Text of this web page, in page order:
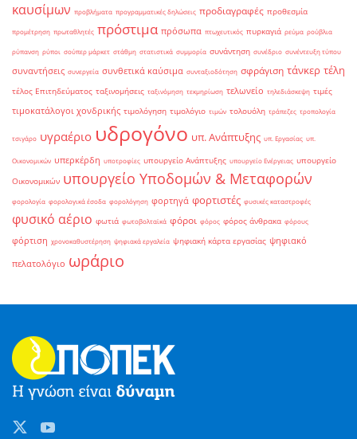
καυσίμων προβλήματα προγραμματικές δηλώσεις προδιαγραφές προθεσμία
προμέτρηση πρωταθλητές πρόστιμα πρόσωπα πτωχευτικός πυρκαγιά ρεύμα ρούβλια
ρύπανση ρύποι σούπερ μάρκετ στάθμη στατιστικά συμμορία συνάντηση συνέδριο συνέντευξη τύπου
συναντήσεις συνεργεία συνθετικά καύσιμα συνταξιοδότηση σφράγιση τάνκερ τέλη
τέλος Επιτηδεύματος ταξινομήσεις ταξινόμηση τεκμηρίωση τελωνείο τηλεδιάσκεψη τιμές
τιμοκατάλογοι χονδρικής τιμολόγηση τιμολόγιο τιμών τολουόλη τράπεζες τροπολογία
τσιγάρο υγραέριο υδρογόνο υπ. Ανάπτυξης υπ. Εργασίας υπ.
Οικονομικών υπερκέρδη υποτροφίες υπουργείο Ανάπτυξης υπουργείο Ενέργειας υπουργείο
Οικονομικών υπουργείο Υποδομών & Μεταφορών
φορολογία φορολογικά έσοδα φορολόγηση φορτηγά φορτιστές φυσικές καταστροφές
φυσικό αέριο φωτιά φωτοβολταϊκά φόροι φόρος φόρος άνθρακα φόρους
φόρτιση χρονοκαθυστέρηση ψηφιακά εργαλεία ψηφιακή κάρτα εργασίας ψηφιακό
πελατολόγιο ωράριο